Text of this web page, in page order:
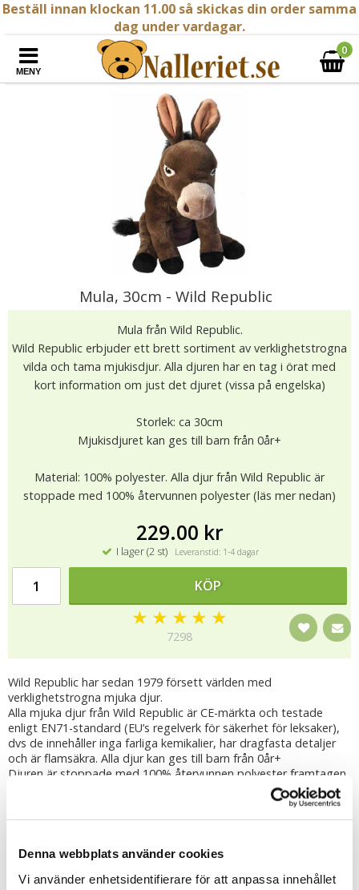
Denna webbplats använder cookies
Vi använder enhetsidentifierare för att anpassa innehållet
Beställ innan klockan 11.00 så skickas din order samma
dag under vardagar.
MENY
0
Mula, 30cm - Wild Republic
Mula från Wild Republic.
Wild Republic erbjuder ett brett sortiment av verklighetstrogna
vilda och tama mjukisdjur. Alla djuren har en tag i örat med
kort information om just det djuret (vissa på engelska)
Storlek: ca 30cm
Mjukisdjuret kan ges till barn från 0år+
Material: 100% polyester. Alla djur från Wild Republic är
stoppade med 100% återvunnen polyester (läs mer nedan)
229.00 kr
I lager (2 st) Leveranstid: 1-4 dagar
KÖP
★ ★ ★ ★ ★
7298
Wild Republic har sedan 1979 försett världen med
verklighetstrogna mjuka djur.
Alla mjuka djur från Wild Republic är CE-märkta och testade
enligt EN71-standard (EU’s regelverk för säkerhet för leksaker),
dvs de innehåller inga farliga kemikalier, har dragfasta detaljer
och är flamsäkra. Alla djur kan ges till barn från 0år+
Djuren är stoppade med 100% återvunnen polyester framtagen
Tvättråd: Använd en fuktad trasa för att torka av nallen och